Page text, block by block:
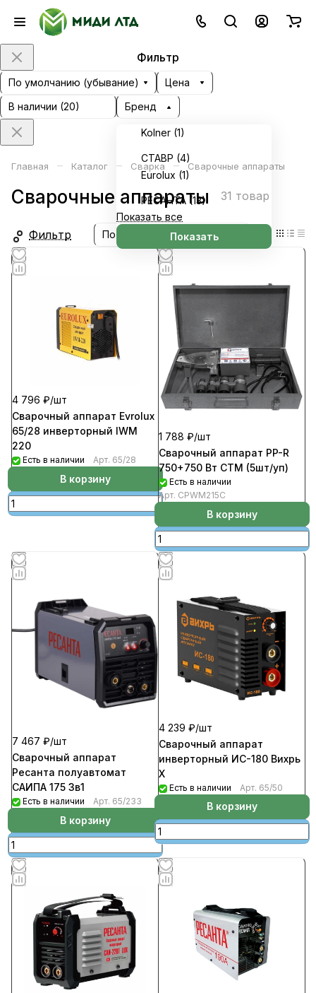
Фильтр
По умолчанию (убывание)
Цена
В наличии (20) Бренд
Kolner (1)
СТАВР (4)
Eurolux (1)
РЕСАНТА (13)
Показать все
Показать
Главная – Каталог – Сварка – Сварочные аппараты
Сварочные аппараты 31 товар
Фильтр По умолчанию (убывание)
4 796 ₽/шт
Сварочный аппарат Evrolux
65/28 инверторный IWM
220
Есть в наличии Арт. 65/28
В корзину
1 788 ₽/шт
Сварочный аппарат PP-R
750+750 Вт СТМ (5шт/уп)
Есть в наличии
Арт. CPWM215C
В корзину
7 467 ₽/шт
Сварочный аппарат
Ресанта полуавтомат
САИПА 175 3в1
Есть в наличии Арт. 65/233
В корзину
4 239 ₽/шт
Сварочный аппарат
инверторный ИС-180 Вихрь
Х
Есть в наличии Арт. 65/50
В корзину